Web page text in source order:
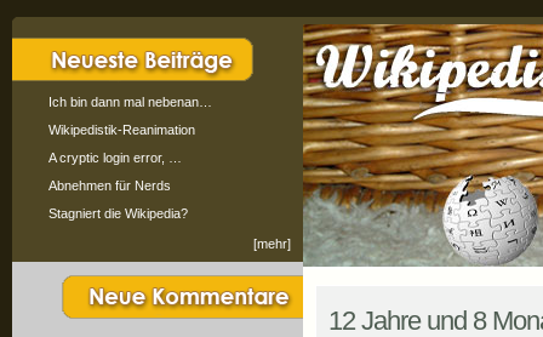
Ich bin dann mal nebenan…
Wikipedistik-Reanimation
A cryptic login error, …
Abnehmen für Nerds
Stagniert die Wikipedia?
[mehr]
12 Jahre und 8